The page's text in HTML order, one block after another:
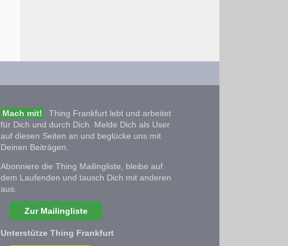
Mach mit!
Thing Frankfurt lebt und arbeitet
für Dich und durch Dich. Melde Dich als User
auf diesen Seiten an und beglücke uns mit
Deinen Beiträgen.
Abonniere die Thing Mailingliste, bleibe auf
dem Laufenden und tausch Dich mit anderen
aus.
Zur Mailingliste
Unterstütze Thing Frankfurt